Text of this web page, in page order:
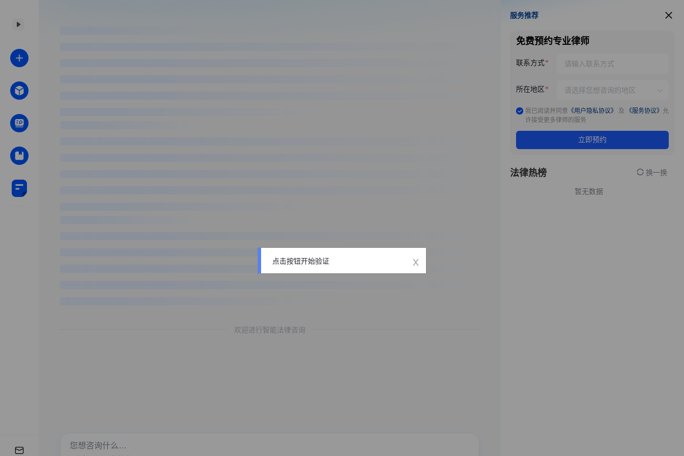
欢迎进行智能法律咨询
服务推荐
服务推荐
免费预约专业律师
联系方式
所在地区
我已阅读并同意 《用户隐私协议》 及 《服务协议》 允
许接受更多律师的服务
立即预约
法律热榜 换一换
暂无数据
点击按钮开始验证 x